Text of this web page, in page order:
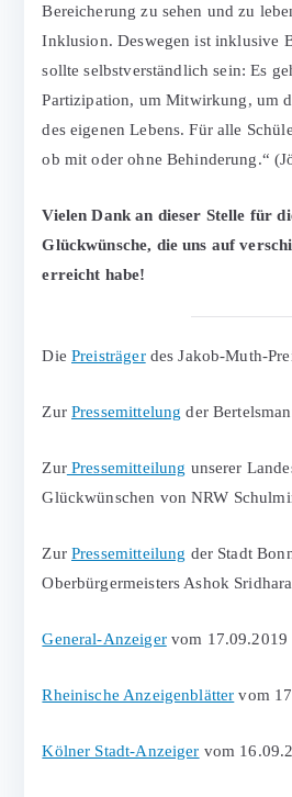
Bereicherung zu sehen und zu
Inklusion. Deswegen ist inklusive
sollte selbstverständlich sein: Es
Partizipation, um Mitwirkung, um
des eigenen Lebens. Für alle
ob mit oder ohne Behinderung.“
Vielen Dank an dieser Stelle für
Glückwünsche, die uns auf
erreicht habe!
DiePreisträgerdes Jakob-Muth-
ZurPressemittelung der
ZurPressemitteilung unserer
Glückwünschen von NRW
ZurPressemitteilung der Stadt
Oberbürgermeisters Ashok
General-Anzeigervom 17.09.2019
Rheinische Anzeigenblätter vom
Kölner Stadt-Anzeiger vom